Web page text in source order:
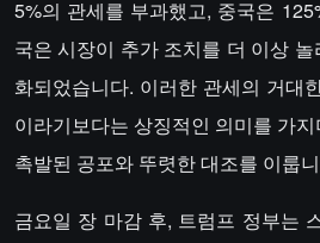
5%의 관세를 부과했고, 중국은
국은 시장이 추가 조치를 더 이상
화되었습니다. 이러한 관세의 거대
이라기보다는 상징적인 의미를 가
촉발된 공포와 뚜렷한 대조를 이룹
금요일 장 마감 후, 트럼프 정부는